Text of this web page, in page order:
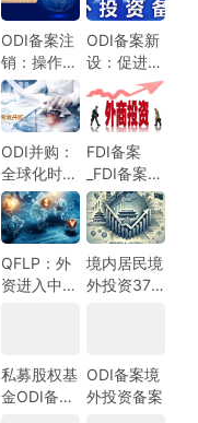
ODI备案注
销：操作指
南与注意事
项
ODI备案新
设：促进中
国企业全球
化发展的新
机遇
ODI并购：
全球化时代
的企业战略
选择
FDI备案
_FDI备案指
南_外商投
资备案指
南-跨境合
规圈
QFLP：外
资进入中国
境内居民境
外投资37
私募股权基
金ODI备案
ODI备案境
外投资备案